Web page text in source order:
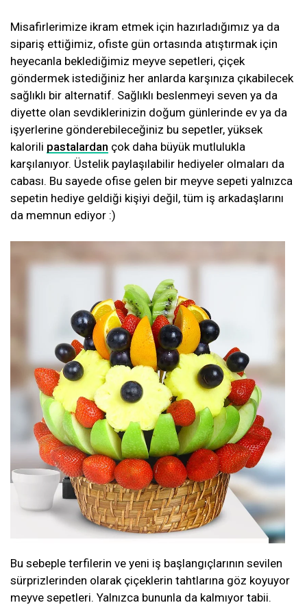
Misafirlerimize ikram etmek için hazırladığımız ya da
sipariş ettiğimiz, ofiste gün ortasında atıştırmak için
heyecanla beklediğimiz meyve sepetleri, çiçek
göndermek istediğiniz her anlarda karşınıza çıkabilecek
sağlıklı bir alternatif. Sağlıklı beslenmeyi seven ya da
diyette olan sevdiklerinizin doğum günlerinde ev ya da
işyerlerine gönderebileceğiniz bu sepetler, yüksek
kalorili pastalardan çok daha büyük mutlulukla
karşılanıyor. Üstelik paylaşılabilir hediyeler olmaları da
cabası. Bu sayede ofise gelen bir meyve sepeti yalnızca
sepetin hediye geldiği kişiyi değil, tüm iş arkadaşlarını
da memnun ediyor :)
Bu sebeple terfilerin ve yeni iş başlangıçlarının sevilen
sürprizlerinden olarak çiçeklerin tahtlarına göz koyuyor
meyve sepetleri. Yalnızca bununla da kalmıyor tabii.